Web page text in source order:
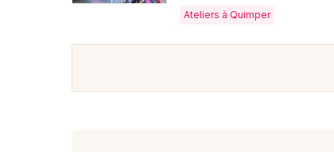
Ateliers à Quimper